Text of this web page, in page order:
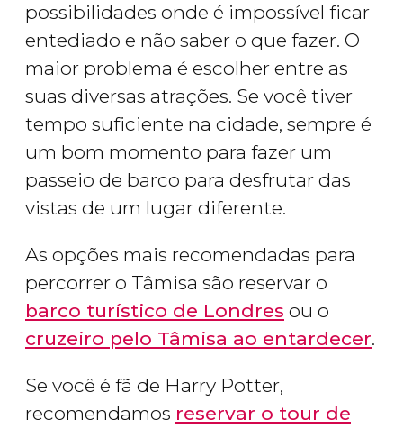
possibilidades onde é impossível ficar
entediado e não saber o que fazer. O
maior problema é escolher entre as
suas diversas atrações. Se você tiver
tempo suficiente na cidade, sempre é
um bom momento para fazer um
passeio de barco para desfrutar das
vistas de um lugar diferente.
As opções mais recomendadas para
percorrer o Tâmisa são reservar o
barco turístico de Londres ou o
cruzeiro pelo Tâmisa ao entardecer.
Se você é fã de Harry Potter,
recomendamos reservar o tour de